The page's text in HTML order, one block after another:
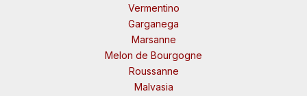
Vermentino
Garganega
Marsanne
Melon de Bourgogne
Roussanne
Malvasia